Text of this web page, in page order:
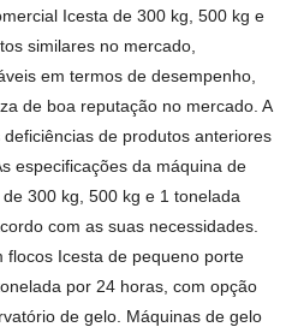
Icesta de 300 kg, 500 kg e
similares no mercado,
​​em termos de desempenho,
de boa reputação no mercado. A
de produtos anteriores
especificações da máquina de
300 kg, 500 kg e 1 tonelada
com as suas necessidades.
flocos Icesta de pequeno porte
por 24 horas, com opção
de gelo. Máquinas de gelo